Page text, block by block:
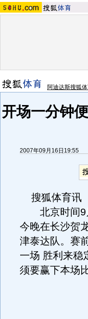
阿迪达斯搜狐
开场一分钟
2007年09月16日19:55
搜狐体育讯
北京时间9
今晚在长沙贺
津泰达队。赛
一场 胜利来稳
须要赢下本场